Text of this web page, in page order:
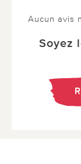
Aucun avis
Soyez